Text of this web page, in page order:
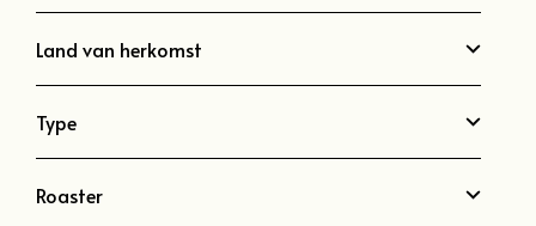
Land van herkomst
Type
Roaster